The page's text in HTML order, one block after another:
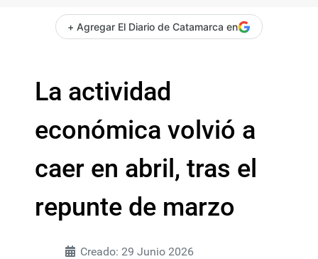
+ Agregar El Diario de Catamarca en
La actividad
económica volvió a
caer en abril, tras el
repunte de marzo
Creado: 29 Junio 2026